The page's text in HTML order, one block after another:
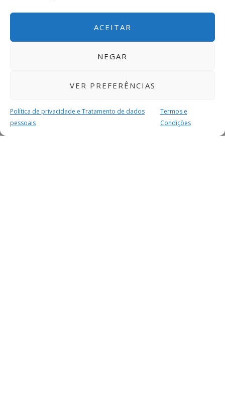
ACEITAR
NEGAR
VER PREFERÊNCIAS
Política de privacidade e Tratamento de dados
pessoais
Termos e
Condições